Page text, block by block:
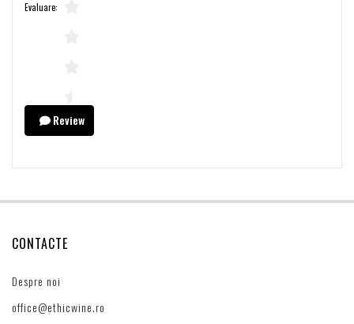
Evaluare:
Review
CONTACTE
Despre noi
office@ethicwine.ro